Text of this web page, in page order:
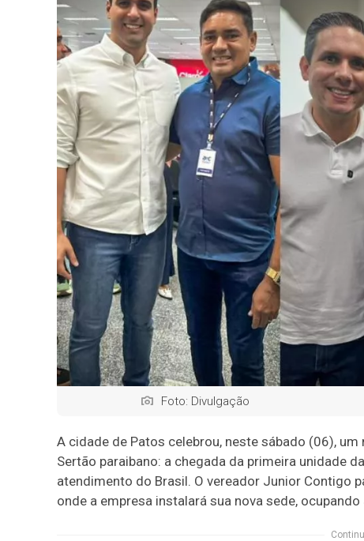
Foto: Divulgação
A cidade de Patos celebrou, neste sábado (06),
Sertão paraibano: a chegada da primeira unidade
atendimento do Brasil. O vereador Junior Contigo
onde a empresa instalará sua nova sede,